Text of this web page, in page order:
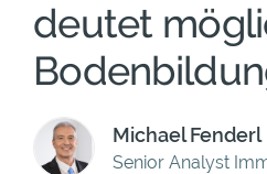
deutet
Michael Fenderl
Senior Analyst